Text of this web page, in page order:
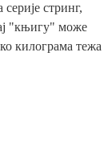
стринг,
"књигу" може
килограма тежа